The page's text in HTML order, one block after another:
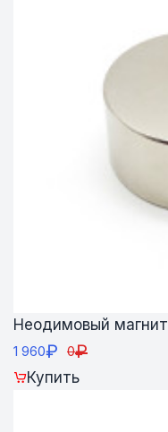
Неодимовый
1 960₽ 0₽
Купить